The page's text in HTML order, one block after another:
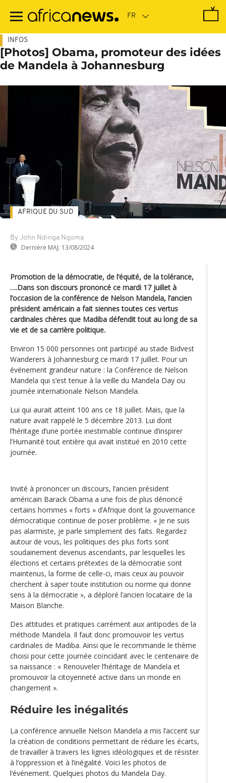
contenu
INFOS
[Photos] Obama, promoteur des idées
de Mandela à Johannesburg
By John Ndinga Ngoma
Dernière MAJ: 13/08/2024
AFRIQUE DU SUD
Promotion de la démocratie, de l‘équité, de la tolérance,
….Dans son discours prononcé ce mardi 17 juillet à
l’occasion de la conférence de Nelson Mandela, l’ancien
président américain a fait siennes toutes ces vertus
cardinales chères que Madiba défendit tout au long de sa
vie et de sa carrière politique.
Environ 15 000 personnes ont participé au stade Bidvest
Wanderers à Johannesburg ce mardi 17 juillet. Pour un
événement grandeur nature : la Conférence de Nelson
Mandela qui s’est tenue à la veille du Mandela Day ou
journée internationale Nelson Mandela.
Lui qui aurait atteint 100 ans ce 18 juillet. Mais, que la
nature avait rappelé le 5 décembre 2013. Lui dont
l’héritage d’une portée inestimable continue d’inspirer
l’Humanité tout entière qui avait institué en 2010 cette
journée.
Invité à prononcer un discours, l’ancien président
américain Barack Obama a une fois de plus dénoncé
certains hommes « forts » d’Afrique dont la gouvernance
démocratique continue de poser problème. « Je ne suis
pas alarmiste, je parle simplement des faits. Regardez
autour de vous, les politiques des plus forts sont
soudainement devenus ascendants, par lesquelles les
élections et certains prétextes de la démocratie sont
maintenus, la forme de celle-ci, mais ceux au pouvoir
cherchent à saper toute institution ou norme qui donne
sens à la démocratie », a déploré l’ancien locataire de la
Maison Blanche.
Des attitudes et pratiques carrément aux antipodes de la
méthode Mandela. Il faut donc promouvoir les vertus
cardinales de Madiba. Ainsi que le recommande le thème
choisi pour cette journée coïncidant avec le centenaire de
sa naissance : « Renouveler l’héritage de Mandela et
promouvoir la citoyenneté active dans un monde en
changement ».
Réduire les inégalités
La conférence annuelle Nelson Mandela a mis l’accent sur
la création de conditions permettant de réduire les écarts,
de travailler à travers les lignes idéologiques et de résister
à l’oppression et à l’inégalité. Voici les photos de
l‘événement. Quelques photos du Mandela Day.